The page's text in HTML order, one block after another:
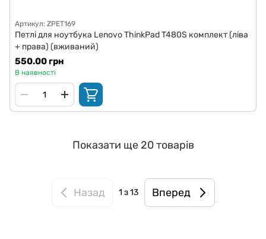
Артикул: ZPET169
Петлі для ноутбука Lenovo ThinkPad T480S комплект (ліва
+ права) (вживаний)
550.00 грн
В наявності
Показати ще 20 товарів
Назад 1 з 13 Вперед